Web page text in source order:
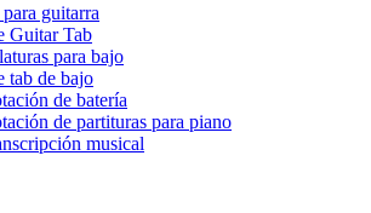
guitarra
Guitar Tab
para bajo
tab de bajo
de batería
de partituras para piano
musical